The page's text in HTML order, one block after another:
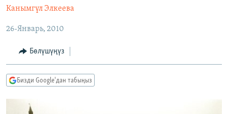
ЭКОНОМИКА
МАДАНИЯТ
БОРБОР АЗИЯ
АТАЙЫН ИЛИКТӨӨ
ТВ ПРОГРАММАЛАР
БҮГҮН АЗАТТЫКТА
БИЗ ЖАНА ДҮЙНӨ
ДАНИСТЕ
ПОДКАСТ
ӨЗГӨЧӨ ПИКИР
Канымгүл Элкеева
26-Январь, 2010
Бөлүшүңүз
Бизди Google'дан табыңыз